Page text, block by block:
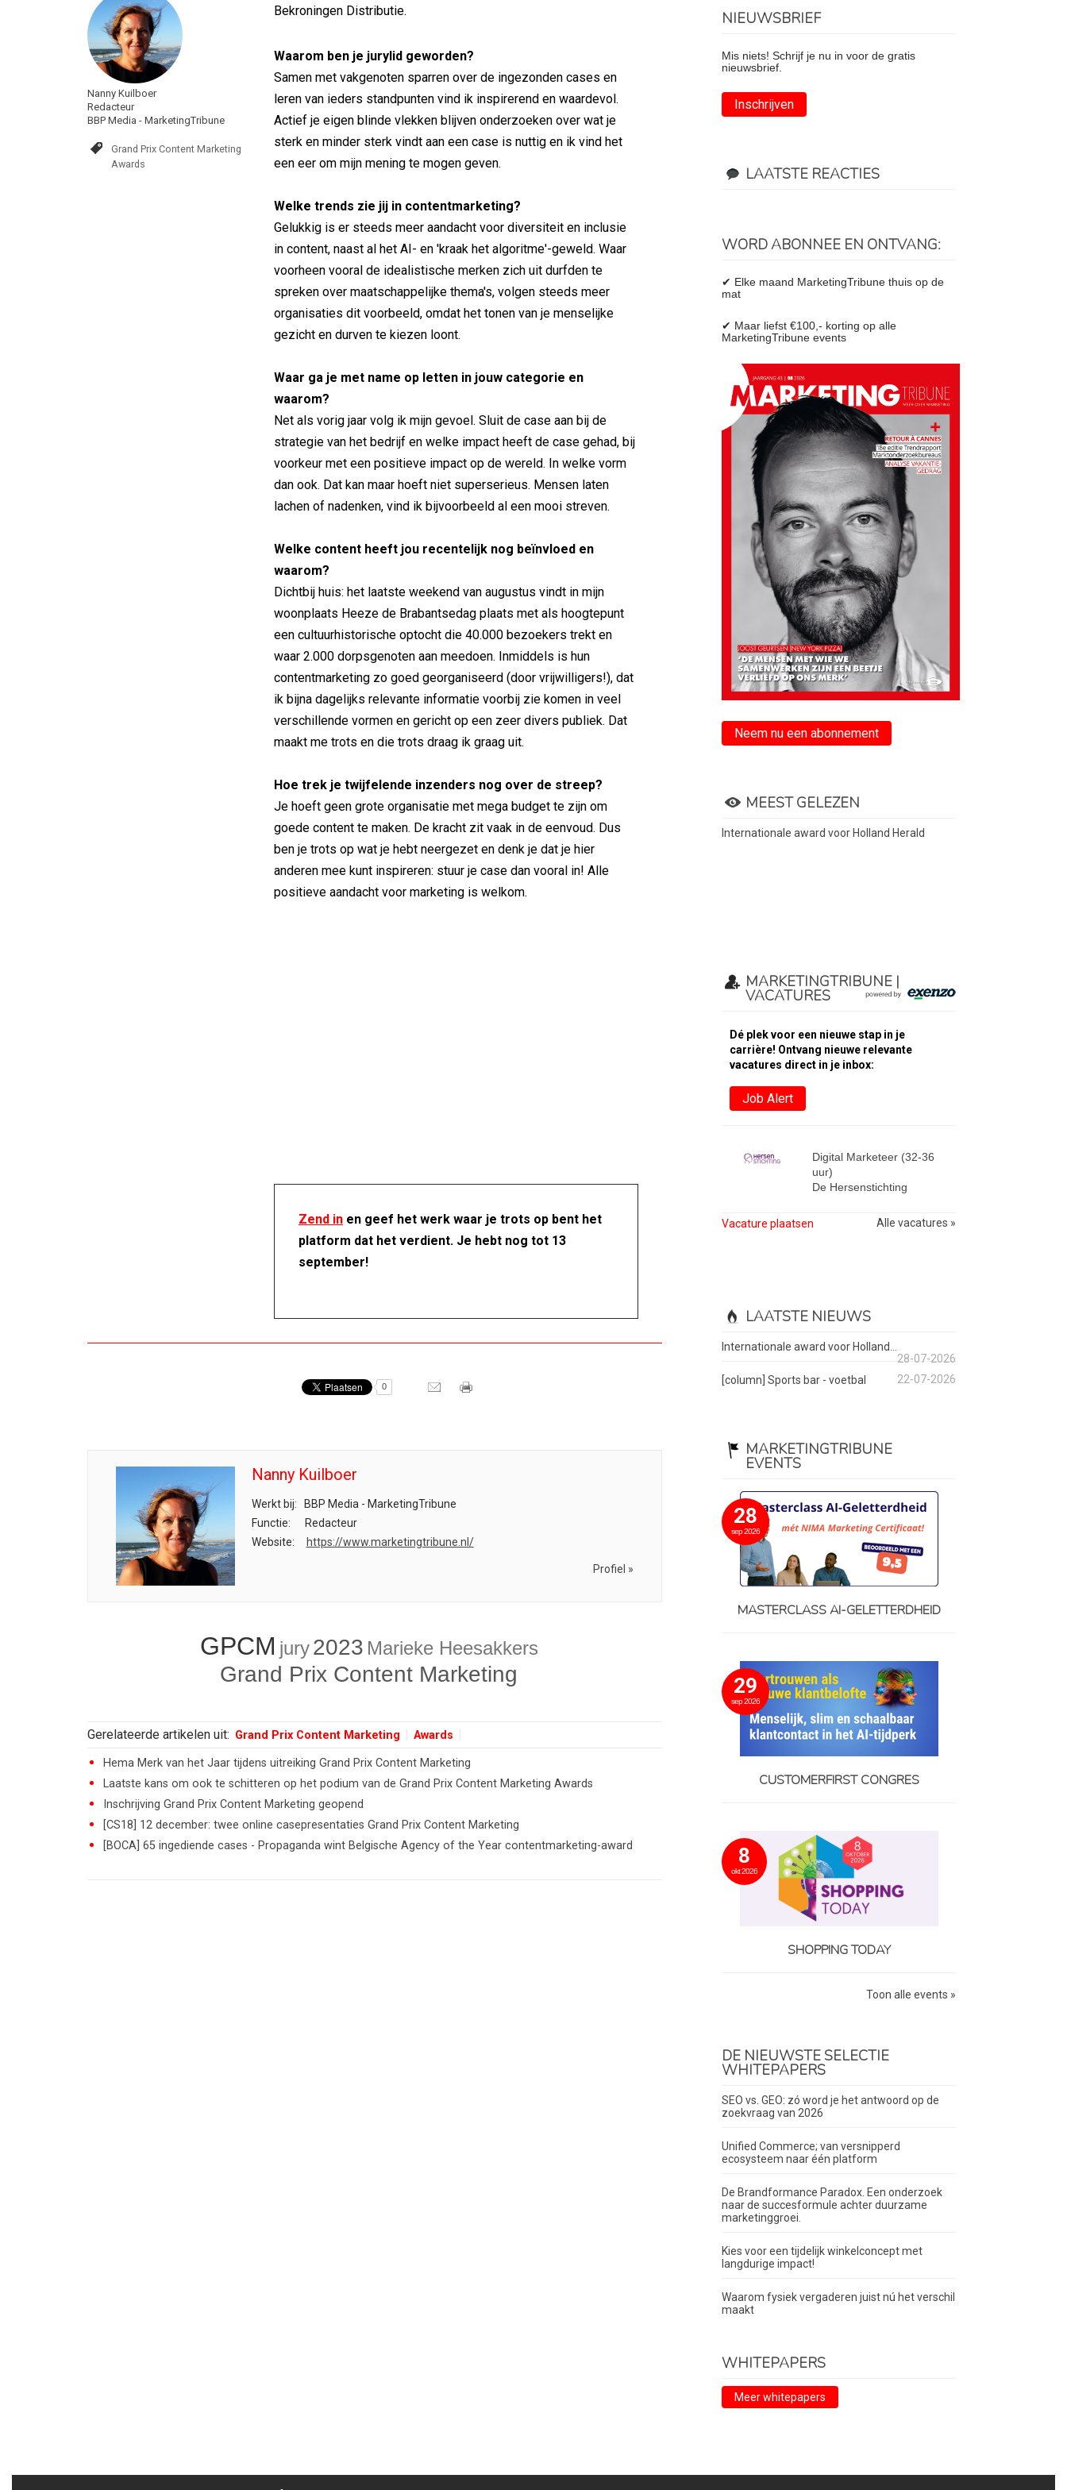
Nanny Kuilboer
Redacteur
BBP Media - MarketingTribune
Grand Prix Content Marketing
Awards
Bekroningen Distributie.
Waarom ben je jurylid geworden?
Samen met vakgenoten sparren over de ingezonden cases en
leren van ieders standpunten vind ik inspirerend en waardevol.
Actief je eigen blinde vlekken blijven onderzoeken over wat je
sterk en minder sterk vindt aan een case is nuttig en ik vind het
een eer om mijn mening te mogen geven.
Welke trends zie jij in contentmarketing?
Gelukkig is er steeds meer aandacht voor diversiteit en inclusie
in content, naast al het AI- en 'kraak het algoritme'-geweld. Waar
voorheen vooral de idealistische merken zich uit durfden te
spreken over maatschappelijke thema's, volgen steeds meer
organisaties dit voorbeeld, omdat het tonen van je menselijke
gezicht en durven te kiezen loont.
Waar ga je met name op letten in jouw categorie en
waarom?
Net als vorig jaar volg ik mijn gevoel. Sluit de case aan bij de
strategie van het bedrijf en welke impact heeft de case gehad, bij
voorkeur met een positieve impact op de wereld. In welke vorm
dan ook. Dat kan maar hoeft niet superserieus. Mensen laten
lachen of nadenken, vind ik bijvoorbeeld al een mooi streven.
Welke content heeft jou recentelijk nog beïnvloed en
waarom?
Dichtbij huis: het laatste weekend van augustus vindt in mijn
woonplaats Heeze de Brabantsedag plaats met als hoogtepunt
een cultuurhistorische optocht die 40.000 bezoekers trekt en
waar 2.000 dorpsgenoten aan meedoen. Inmiddels is hun
contentmarketing zo goed georganiseerd (door vrijwilligers!), dat
ik bijna dagelijks relevante informatie voorbij zie komen in veel
verschillende vormen en gericht op een zeer divers publiek. Dat
maakt me trots en die trots draag ik graag uit.
Hoe trek je twijfelende inzenders nog over de streep?
Je hoeft geen grote organisatie met mega budget te zijn om
goede content te maken. De kracht zit vaak in de eenvoud. Dus
ben je trots op wat je hebt neergezet en denk je dat je hier
anderen mee kunt inspireren: stuur je case dan vooral in! Alle
positieve aandacht voor marketing is welkom.
Zend in en geef het werk waar je trots op bent het
platform dat het verdient. Je hebt nog tot 13
september!
0
Nanny Kuilboer
Werkt bij:
BBP Media - MarketingTribune
Functie:
Redacteur
Website:
https://www.marketingtribune.nl/
Profiel »
GPCM jury2023 Marieke Heesakkers
Grand Prix Content Marketing
Gerelateerde artikelen uit: Grand Prix Content Marketing Awards
Hema Merk van het Jaar tijdens uitreiking Grand Prix Content Marketing
Laatste kans om ook te schitteren op het podium van de Grand Prix Content Marketing Awards
Inschrijving Grand Prix Content Marketing geopend
[CS18] 12 december: twee online casepresentaties Grand Prix Content Marketing
[BOCA] 65 ingediende cases - Propaganda wint Belgische Agency of the Year contentmarketing-award
NIEUWSBRIEF
Mis niets! Schrijf je nu in voor de gratis
nieuwsbrief.
Inschrijven
LAATSTE REACTIES
WORD ABONNEE EN ONTVANG:
✔ Elke maand MarketingTribune thuis op de
mat
✔ Maar liefst €100,- korting op alle
MarketingTribune events
Neem nu een abonnement
MEEST GELEZEN
Internationale award voor Holland Herald
MARKETINGTRIBUNE |
VACATURES
Dé plek voor een nieuwe stap in je
carrière! Ontvang nieuwe relevante
vacatures direct in je inbox:
Job Alert
Digital Marketeer (32-36
uur)
De Hersenstichting
Vacature plaatsen Alle vacatures »
LAATSTE NIEUWS
Internationale award voor Holland...
28-07-2026
[column] Sports bar - voetbal
22-07-2026
MARKETINGTRIBUNE
EVENTS
28
sep 2026
MASTERCLASS AI-GELETTERDHEID
29
sep 2026
CUSTOMERFIRST CONGRES
8
okt 2026
SHOPPING TODAY
Toon alle events »
DE NIEUWSTE SELECTIE
WHITEPAPERS
SEO vs. GEO: zó word je het antwoord op de
zoekvraag van 2026
Unified Commerce; van versnipperd
ecosysteem naar één platform
De Brandformance Paradox. Een onderzoek
naar de succesformule achter duurzame
marketinggroei.
Kies voor een tijdelijk winkelconcept met
langdurige impact!
Waarom fysiek vergaderen juist nú het verschil
maakt
WHITEPAPERS
Meer whitepapers